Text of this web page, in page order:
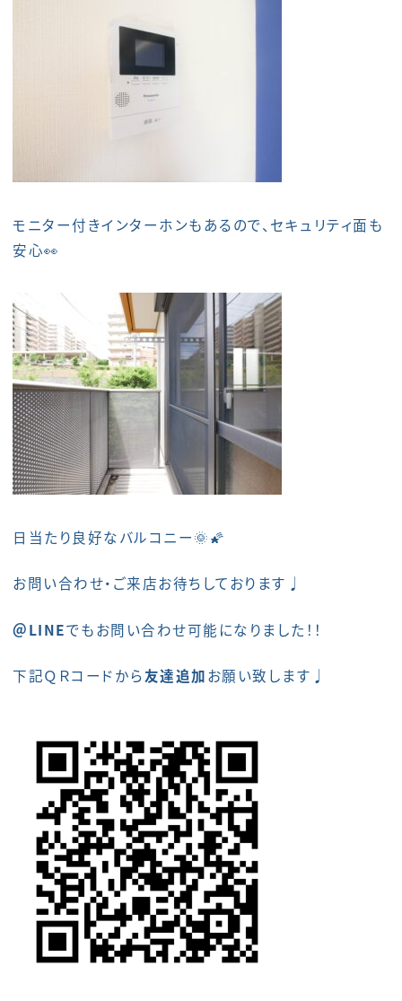
モニター付きインターホンもあるので、セキュリティ面も
安心👀
日当たり良好なバルコニー🌞🌠
お問い合わせ・ご来店お待ちしております♩
＠LINEでもお問い合わせ可能になりました！！
下記ＱＲコードから友達追加お願い致します♩